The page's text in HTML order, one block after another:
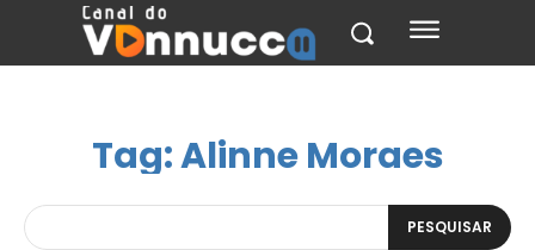
Tag:Alinne Moraes
PESQUISAR